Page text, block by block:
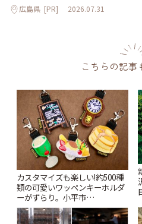
広島県 [PR] 2026.07.31
こちらの記事
カスタマイズも楽しい!約500種
類の可愛いワッペンキーホルダ
ーがずらり。小平市
「Kimamaya T&K」 | ことりっ
ぷ